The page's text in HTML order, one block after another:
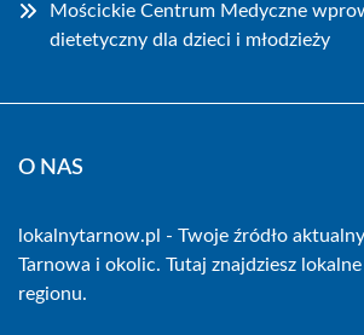
Mościckie Centrum Medyczne
dietetyczny dla dzieci i młodzieży
O NAS
lokalnytarnow.pl - Twoje źródło
Tarnowa i okolic. Tutaj znajdziesz
regionu.